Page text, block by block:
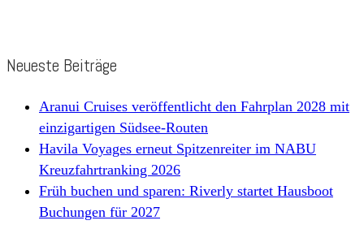
Neueste Beiträge
Aranui Cruises veröffentlicht den Fahrplan 2028 mit
einzigartigen Südsee-Routen
Havila Voyages erneut Spitzenreiter im NABU
Kreuzfahrtranking 2026
Früh buchen und sparen: Riverly startet Hausboot
Buchungen für 2027